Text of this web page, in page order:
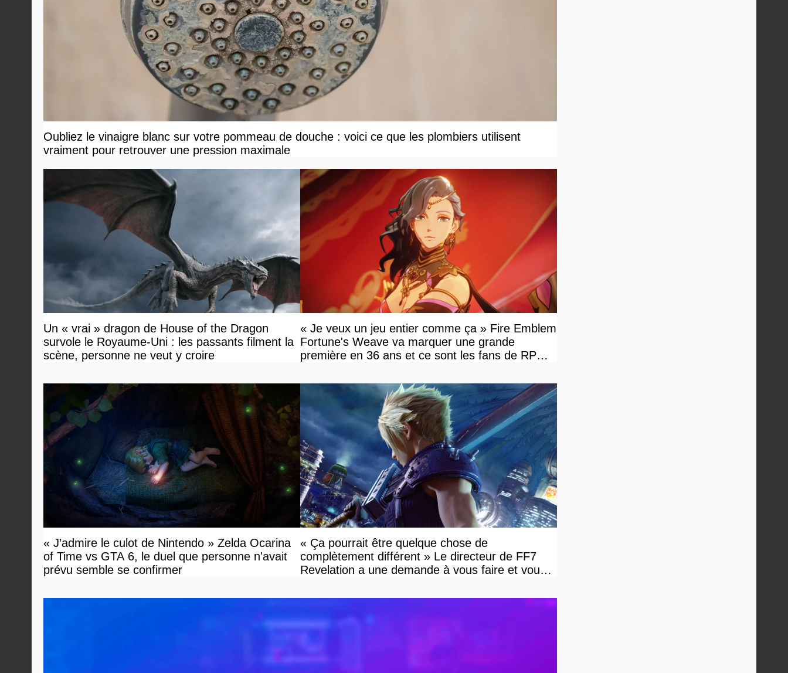
Oubliez le vinaigre blanc sur votre pommeau de douche : voici ce que les plombiers utilisent
vraiment pour retrouver une pression maximale
Un « vrai » dragon de House of the Dragon
survole le Royaume-Uni : les passants filment la
scène, personne ne veut y croire
« Je veux un jeu entier comme ça » Fire Emblem
Fortune's Weave va marquer une grande
première en 36 ans et ce sont les fans de RPG
« J’admire le culot de Nintendo » Zelda Ocarina
of Time vs GTA 6, le duel que personne n'avait
prévu semble se confirmer
« Ça pourrait être quelque chose de
complètement différent » Le directeur de FF7
Revelation a une demande à vous faire et vous